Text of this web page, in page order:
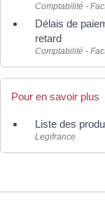
Comptabilité -
Délais de
retard
Comptabilité -
Pour en savoir plus
Liste des
Legifrance